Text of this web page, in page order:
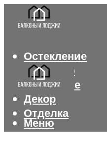
Остекление
Интерьер
Утепление
Декор
Отделка
Меню